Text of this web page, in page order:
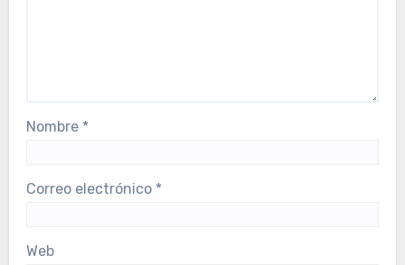
Nombre *
Correo electrónico *
Web